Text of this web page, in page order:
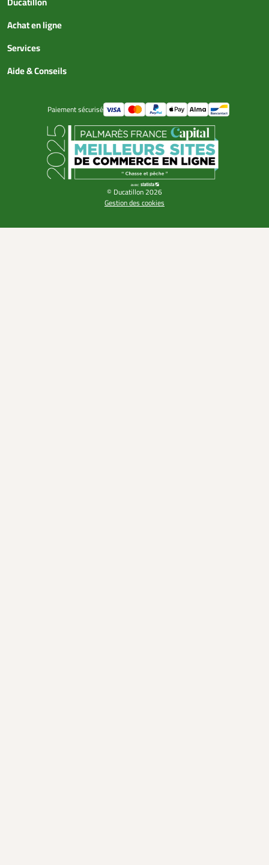
Ducatillon
Achat en ligne
Services
Aide & Conseils
Paiement sécurisé
© Ducatillon 2026
Gestion des cookies